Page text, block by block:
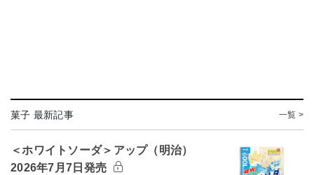
菓子 最新記事 一覧 >
＜ホワイトソーダ＞アップ（明治）
2026年7月7日発売